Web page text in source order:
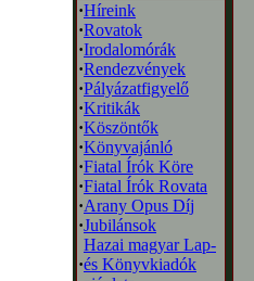
·Híreink
·Rovatok
·Irodalomórák
·Rendezvények
·Pályázatfigyelő
·Kritikák
·Köszöntők
·Könyvajánló
·Fiatal Írók Köre
·Fiatal Írók Rovata
·Arany Opus Díj
·Jubilánsok
·
Hazai magyar Lap-
és Könyvkiadók